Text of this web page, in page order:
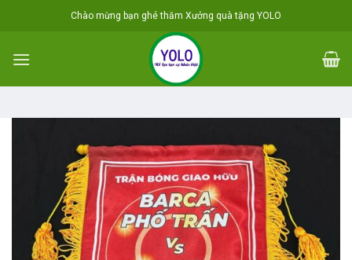
Chào mừng bạn ghé thăm Xưởng quà tặng YOLO